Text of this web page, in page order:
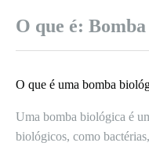
O que é:
O que é uma bomba
Uma bomba biológica é
biológicos, como